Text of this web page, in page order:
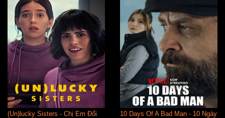
(Un)lucky Sisters - Chị Em Đổi
10 Days Of A Bad Man - 10 Ngày